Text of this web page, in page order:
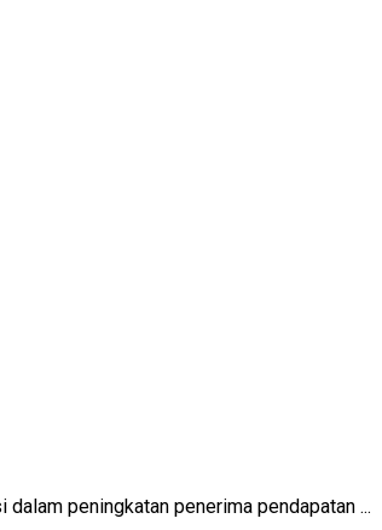
peningkatan penerima pendapatan ...